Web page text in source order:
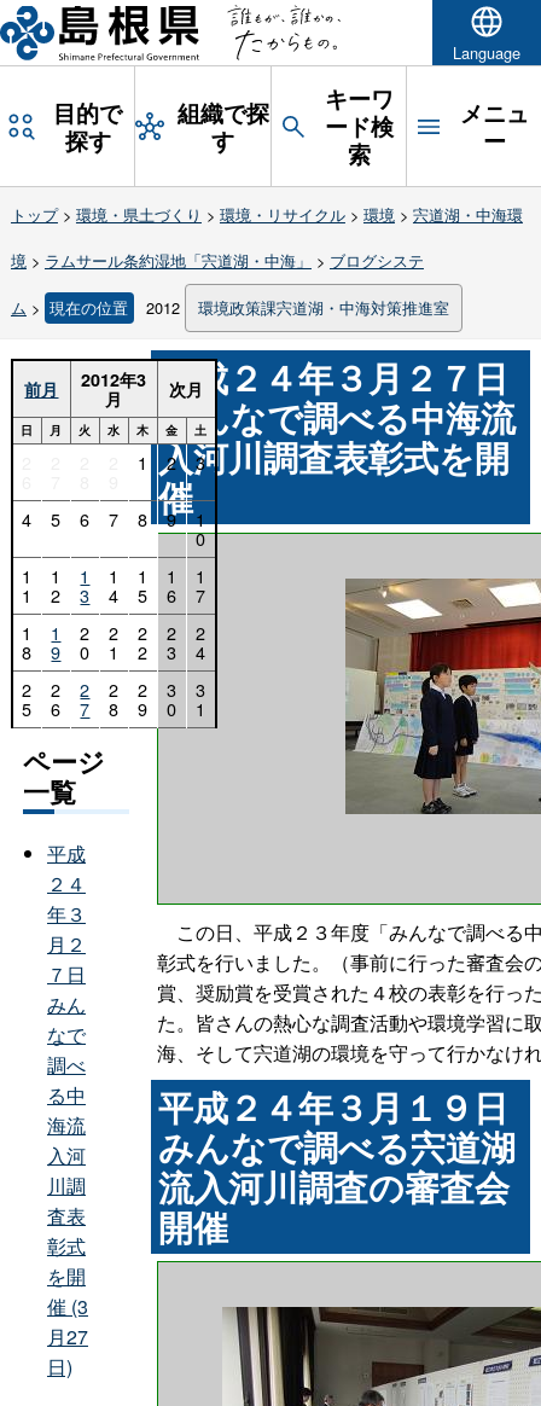
Language
目的で
探す
組織で探
す
キーワ
ード検
索
メニュ
ー
トップ> 環境・県土づくり > 環境・リサイクル> 環境> 宍道湖・中海環
境> ラムサール条約湿地「宍道湖・中海」 > ブログシステ
ム > 現在の位置 2012 環境政策課宍道湖・中海対策推進室
平成２４年３月２７日
みんなで調べる中海流
入河川調査表彰式を開
催
この日、平成２３年度「みんなで調べる
彰式を行いました。（事前に行った審査会
賞、奨励賞を受賞された４校の表彰を行っ
た。皆さんの熱心な調査活動や環境学習に
海、そして宍道湖の環境を守って行かなけ
平成２４年３月１９日
みんなで調べる宍道湖
流入河川調査の審査会
開催
前月
2012年3
月
次月
日 月 火 水 木 金 土
1 2 3
4 5 6 7 8 9 1
0
1
1
1
2
1
3
1
4
1
5
1
6
1
7
1
8
1
9
2
0
2
1
2
2
2
3
2
4
2
5
2
6
2
7
2
8
2
9
3
0
3
1
ページ
一覧
平成
２４
年３
月２
７日
みん
なで
調べ
る中
海流
入河
川調
査表
彰式
を開
催 (3
月27
日)